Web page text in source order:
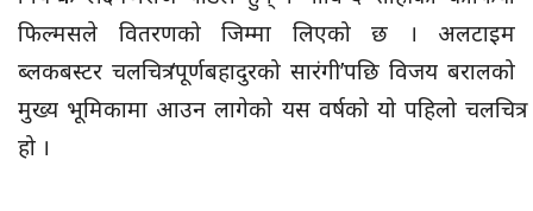
फिल्मसले वितरणको जिम्मा लिएको छ । अलटाइम
ब्लकबस्टर चलचित्र ‘पूर्णबहादुरको सारंगी’पछि विजय बरालको
मुख्य भूमिकामा आउन लागेको यस वर्षको यो पहिलो चलचित्र
हो ।